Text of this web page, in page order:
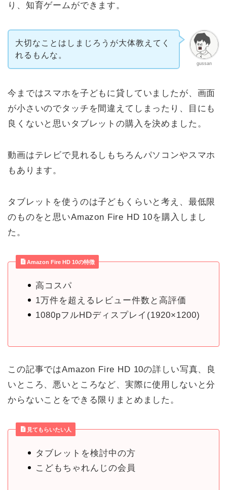
り、知育ゲームができます。
gussan
大切なことはしまじろうが大体教えてく
れるもんな。
今まではスマホを子どもに貸していましたが、画面
が小さいのでタッチを間違えてしまったり、目にも
良くないと思いタブレットの購入を決めました。
動画はテレビで見れるしもちろんパソコンやスマホ
もあります。
タブレットを使うのは子どもくらいと考え、最低限
のものをと思いAmazon Fire HD 10を購入しまし
た。
Amazon Fire HD 10の特徴
高コスパ
1万件を超えるレビュー件数と高評価
1080pフルHDディスプレイ(1920×1200)
この記事ではAmazon Fire HD 10の詳しい写真、良
いところ、悪いところなど、実際に使用しないと分
からないことをできる限りまとめました。
見てもらいたい人
タブレットを検討中の方
こどもちゃれんじの会員